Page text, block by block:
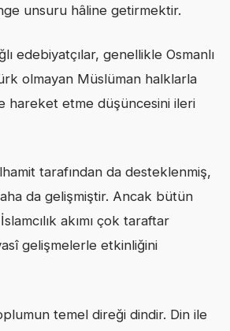
unsuru hâline getirmektir.
edebiyatçılar, genellikle Osmanlı
olmayan Müslüman halklarla
hareket etme düşüncesini ileri
tarafından da desteklenmiş,
da gelişmiştir. Ancak bütün
akımı çok taraftar
gelişmelerle etkinliğini
temel direği dindir. Din ile